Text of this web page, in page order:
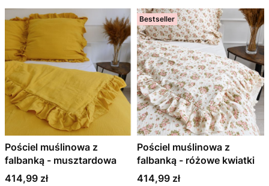
Pościel muślinowa z
falbanką - musztardowa
Cena
414,99 zł
Bestseller
Pościel muślinowa z
falbanką - różowe kwiatki
Cena
414,99 zł